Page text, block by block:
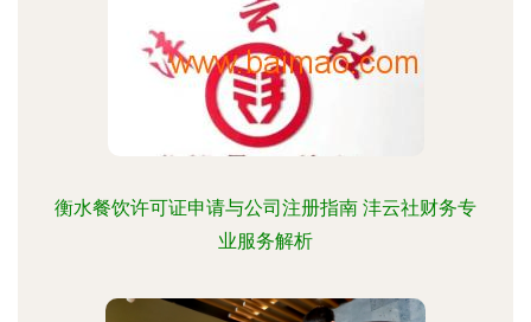
衡水餐饮许可证申请与公司注册指南 沣云社财务专
业服务解析